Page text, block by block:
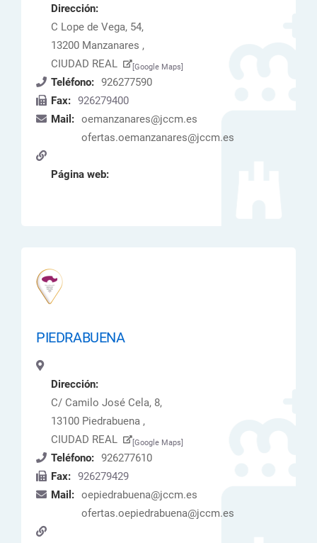
Dirección:
C Lope de Vega, 54,
13200 Manzanares ,
CIUDAD REAL
[Google Maps]
Teléfono: 926277590
Fax: 926279400
Mail: oemanzanares@jccm.es
ofertas.oemanzanares@jccm.es
Página web:
PIEDRABUENA
Dirección:
C/ Camilo José Cela, 8,
13100 Piedrabuena ,
CIUDAD REAL
[Google Maps]
Teléfono: 926277610
Fax: 926279429
Mail: oepiedrabuena@jccm.es
ofertas.oepiedrabuena@jccm.es